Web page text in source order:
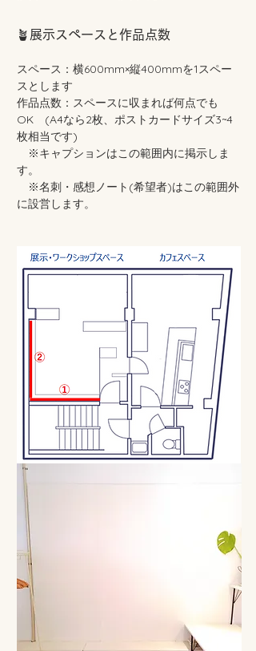
🪴展示スペースと作品点数
スペース：横600mm×縦400mmを1スペー
スとします
作品点数：スペースに収まれば何点でも
OK (A4なら2枚、ポストカードサイズ3~4
枚相当です)
※キャプションはこの範囲内に掲示しま
す。
※名刺・感想ノート(希望者)はこの範囲外
に設営します。